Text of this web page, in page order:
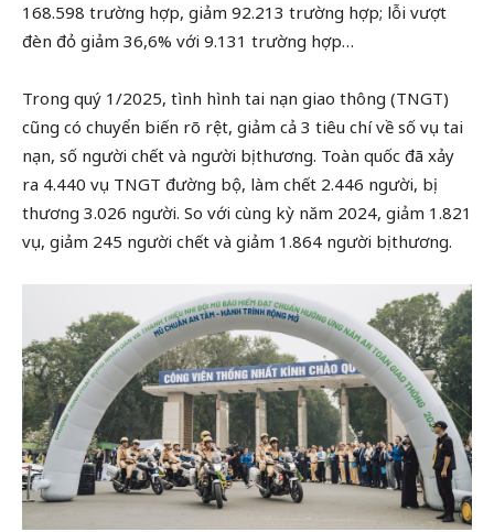
168.598 trường hợp, giảm 92.213 trường hợp; lỗi vượt
đèn đỏ giảm 36,6% với 9.131 trường hợp…
Trong quý 1/2025, tình hình tai nạn giao thông (TNGT)
cũng có chuyển biến rõ rệt, giảm cả 3 tiêu chí về số vụ tai
nạn, số người chết và người bị thương. Toàn quốc đã xảy
ra 4.440 vụ TNGT đường bộ, làm chết 2.446 người, bị
thương 3.026 người. So với cùng kỳ năm 2024, giảm 1.821
vụ, giảm 245 người chết và giảm 1.864 người bị thương.